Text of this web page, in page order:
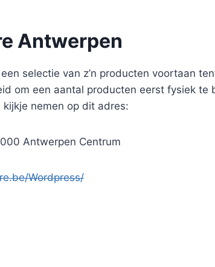
Antwerpen
selectie van z’n producten voortaan
om een aantal producten eerst fysiek
kijkje nemen op dit adres:
Antwerpen Centrum
Wordpress/